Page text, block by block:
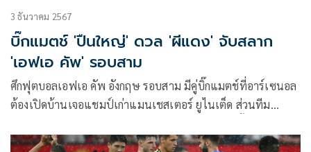
3 ธันวาคม 2567
บิ๊กแมตช์ 'ปืนใหญ่' ดวล 'ผีแดง' จับสลาก
'เอฟเอ คัพ' รอบสาม
ศึกฟุตบอลเอฟเอ คัพ อังกฤษ รอบสาม มีคู่บิ๊กแมตช์ที่อาร์เซนอล
ต้องเปิดบ้านเจอแชมป์เก่าแมนเชสเตอร์ ยูไนเต็ด ส่วนทีม